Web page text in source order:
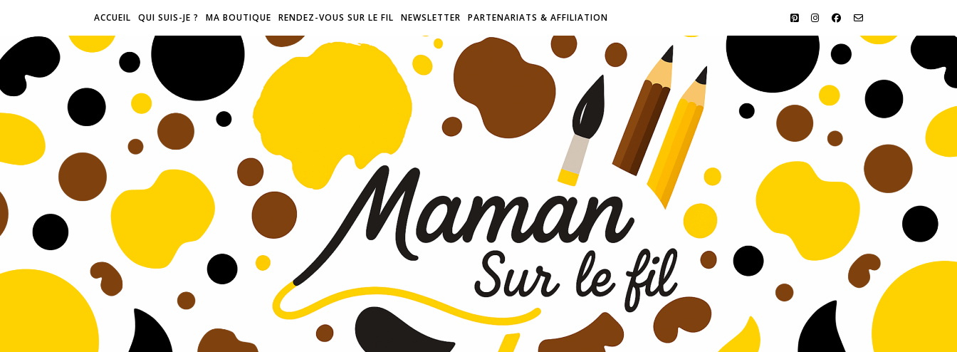
ACCUEIL QUI SUIS-JE ? MA BOUTIQUE RENDEZ-VOUS SUR LE FIL NEWSLETTER PARTENARIATS & AFFILIATION